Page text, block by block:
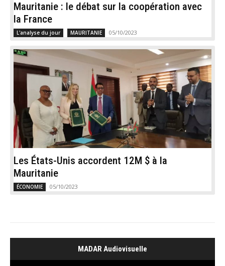
Mauritanie : le débat sur la coopération avec
la France
L'analyse du jour MAURITANIE 05/10/2023
Les États-Unis accordent 12M $ à la
Mauritanie
ÉCONOMIE 05/10/2023
MADAR Audiovisuelle